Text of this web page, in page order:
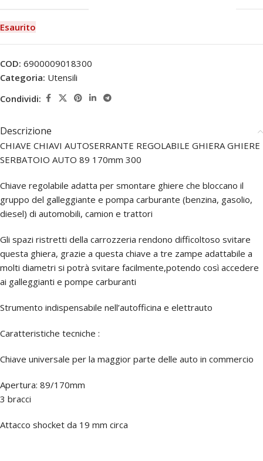
Esaurito
COD: 6900009018300
Categoria: Utensili
Condividi:
Descrizione
CHIAVE CHIAVI AUTOSERRANTE REGOLABILE GHIERA GHIERE
SERBATOIO AUTO 89 170mm 300
Chiave regolabile adatta per smontare ghiere che bloccano il
gruppo del galleggiante e pompa carburante (benzina, gasolio,
diesel) di automobili, camion e trattori
Gli spazi ristretti della carrozzeria rendono difficoltoso svitare
questa ghiera, grazie a questa chiave a tre zampe adattabile a
molti diametri si potrà svitare facilmente,potendo così accedere
ai galleggianti e pompe carburanti
Strumento indispensabile nell’autofficina e elettrauto
Caratteristiche tecniche :
Chiave universale per la maggior parte delle auto in commercio
Apertura: 89/170mm
3 bracci
Attacco shocket da 19 mm circa